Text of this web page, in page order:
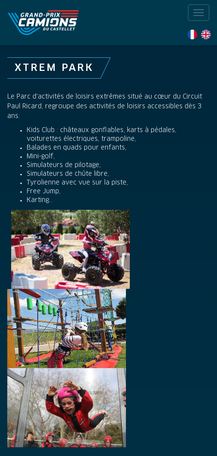
XTREM PARK
Le Parc d'activités de loisirs extrêmes situé au cœur du Circuit
Paul Ricard, regroupe des activités de loisirs accessibles dès 3
ans:
Kids Club : châteaux gonflables, karts à pédales,
voiturettes électriques, trampoline,
Balades en quads pour enfants,
Mini-golf,
Simulateurs de pilotage,
Simulateurs de chûte libre,
Tyrolienne avec vue sur la piste,
Free Jump,
Karting...